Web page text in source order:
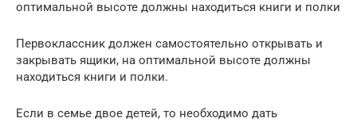
оптимальной высоте должны находиться книги и полки
Первоклассник должен самостоятельно открывать и
закрывать ящики, на оптимальной высоте должны
находиться книги и полки.
Если в семье двое детей, то необходимо дать